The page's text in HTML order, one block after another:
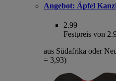
Angebot: Äpfel
2.99
Festpreis von
aus Südafrika oder
= 3,93)